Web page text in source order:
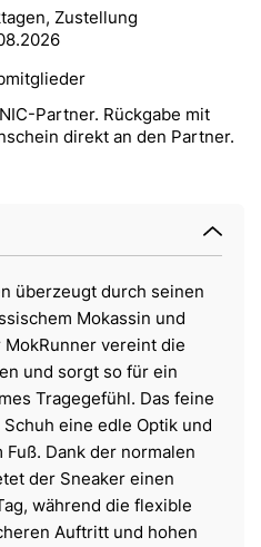
Zustellung
Partner. Rückgabe mit
direkt an den Partner.
überzeugt durch seinen
Mokassin und
vereint die
und sorgt so für ein
Tragegefühl. Das feine
eine edle Optik und
Dank der normalen
der Sneaker einen
während die flexible
Auftritt und hohen